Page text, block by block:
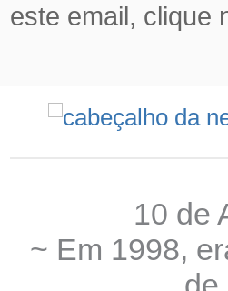
este email, clique
10 de
~ Em 1998,